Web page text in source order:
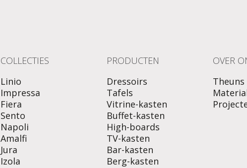
COLLECTIES
Linio
Impressa
Fiera
Sento
Napoli
Amalfi
Jura
Izola
PRODUCTEN
Dressoirs
Tafels
Vitrine-kasten
Buffet-kasten
High-boards
TV-kasten
Bar-kasten
Berg-kasten
OVER
Theuns